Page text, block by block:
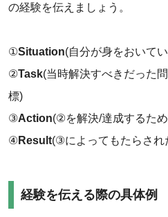
の経験を伝えましょう。
①Situation(自分が身をおいて
‌②Task(当時解決すべきだった
標)
‌③Action(②を解決/達成するた
‌④Result(③によってもたらされ
経験を伝える際の具体例